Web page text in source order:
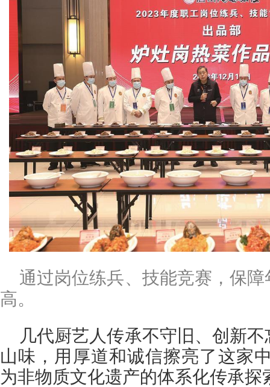
通过岗位练兵、技能竞赛，保
高。
几代厨艺人传承不守旧、创新
山味，用厚道和诚信擦亮了这家
为非物质文化遗产的体系化传承探